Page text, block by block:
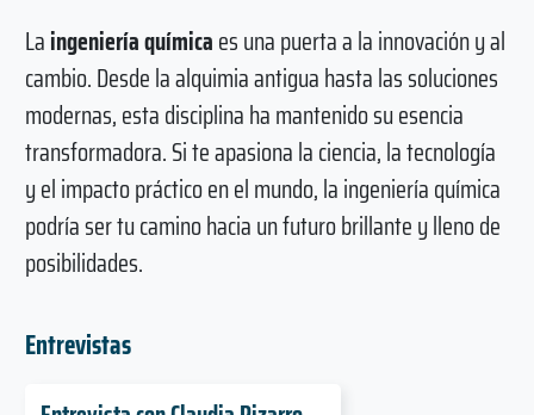
Laingeniería químicaes una puerta a la innovación y al
cambio. Desde la alquimia antigua hasta las soluciones
modernas, esta disciplina ha mantenido su esencia
transformadora. Si te apasiona la ciencia, la tecnología
y el impacto práctico en el mundo, la ingeniería química
podría ser tu camino hacia un futuro brillante y lleno de
posibilidades.
Entrevistas